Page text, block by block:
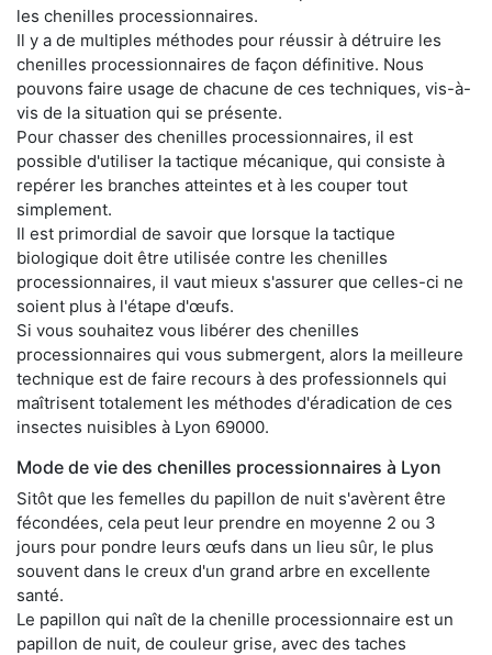
les chenilles processionnaires.
Il y a de multiples méthodes pour réussir à détruire les
chenilles processionnaires de façon définitive. Nous
pouvons faire usage de chacune de ces techniques, vis-à-
vis de la situation qui se présente.
Pour chasser des chenilles processionnaires, il est
possible d'utiliser la tactique mécanique, qui consiste à
repérer les branches atteintes et à les couper tout
simplement.
Il est primordial de savoir que lorsque la tactique
biologique doit être utilisée contre les chenilles
processionnaires, il vaut mieux s'assurer que celles-ci ne
soient plus à l'étape d'œufs.
Si vous souhaitez vous libérer des chenilles
processionnaires qui vous submergent, alors la meilleure
technique est de faire recours à des professionnels qui
maîtrisent totalement les méthodes d'éradication de ces
insectes nuisibles à Lyon 69000.
Mode de vie des chenilles processionnaires à Lyon
Sitôt que les femelles du papillon de nuit s'avèrent être
fécondées, cela peut leur prendre en moyenne 2 ou 3
jours pour pondre leurs œufs dans un lieu sûr, le plus
souvent dans le creux d'un grand arbre en excellente
santé.
Le papillon qui naît de la chenille processionnaire est un
papillon de nuit, de couleur grise, avec des taches